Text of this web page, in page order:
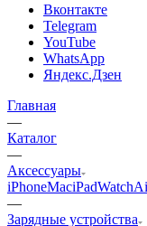
Вконтакте
Telegram
YouTube
WhatsApp
Яндекс.Дзен
Главная
—
Каталог
—
Аксессуары
iPhoneMaciPadWatch
—
Зарядные устройства